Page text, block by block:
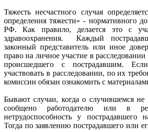
Тяжесть несчастного случая
определения тяжести» - нормативного
РФ. Как правило, делается это с
здравоохранения. Каждый
законный представитель или иное
право на личное участие в расследовании
происшедшего с пострадавшим.
участвовать в расследовании, по их
комиссии обязан ознакомить с
Бывают случаи, когда о случившемся не
сообщено работодателю или в
нетрудоспособность у пострадавшего
Тогда по заявлению пострадавшего или